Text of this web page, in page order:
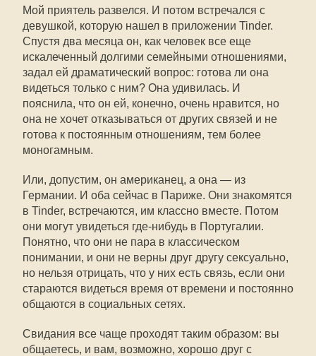
Мой приятель развелся. И потом встречался с
девушкой, которую нашел в приложении Tinder.
Спустя два месяца он, как человек все еще
искалеченный долгими семейными отношениями,
задал ей драматический вопрос: готова ли она
видеться только с ним? Она удивилась. И
пояснила, что он ей, конечно, очень нравится, но
она не хочет отказываться от других связей и не
готова к постоянным отношениям, тем более
моногамным.
Или, допустим, он американец, а она — из
Германии. И оба сейчас в Париже. Они знакомятся
в Tinder, встречаются, им классно вместе. Потом
они могут увидеться где-нибудь в Португалии.
Понятно, что они не пара в классическом
понимании, и они не верны друг другу сексуально,
но нельзя отрицать, что у них есть связь, если они
стараются видеться время от времени и постоянно
общаются в социальных сетях.
Свидания все чаще проходят таким образом: вы
общаетесь, и вам, возможно, хорошо друг с